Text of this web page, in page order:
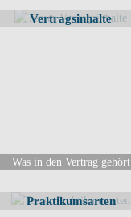
Vertragsinhalte
Was in den Vertrag gehört
Praktikumsarten